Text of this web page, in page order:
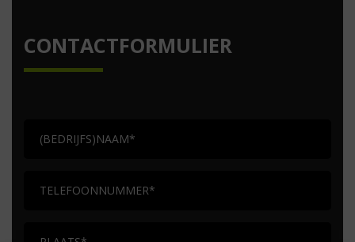
CONTACTFORMULIER